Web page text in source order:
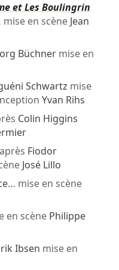
et Les Boulingrin
mise en scène Jean
Büchnermise en
Schwartz mise
Yvan Rihs
Colin Higgins
Fiodor
José Lillo
… mise en scène
en scène Philippe
Ibsen mise en